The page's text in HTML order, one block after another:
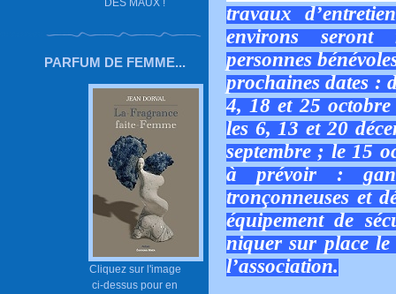
PARFUM DE FEMME...
Cliquez sur l'image
ci-dessus pour en
travaux
environs seront
personnes
prochaines dates :
4, 18 et 25
les 6, 13 et 20
septembre ; le 15
à prévoir :
tronçonneuses et
équipement de
niquer sur place le
l’association.